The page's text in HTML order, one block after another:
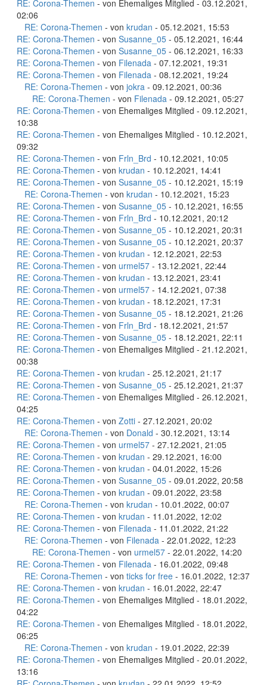
RE: Corona-Themen - von Ehemaliges Mitglied - 03.12.2021,
02:06
RE: Corona-Themen - von krudan - 05.12.2021, 15:53
RE: Corona-Themen - von Susanne_05 - 05.12.2021, 16:44
RE: Corona-Themen - von Susanne_05 - 06.12.2021, 16:33
RE: Corona-Themen - von Filenada - 07.12.2021, 19:31
RE: Corona-Themen - von Filenada - 08.12.2021, 19:24
RE: Corona-Themen - von jokra - 09.12.2021, 00:36
RE: Corona-Themen - von Filenada - 09.12.2021, 05:27
RE: Corona-Themen - von Ehemaliges Mitglied - 09.12.2021,
10:38
RE: Corona-Themen - von Ehemaliges Mitglied - 10.12.2021,
09:32
RE: Corona-Themen - von Frln_Brd - 10.12.2021, 10:05
RE: Corona-Themen - von krudan - 10.12.2021, 14:41
RE: Corona-Themen - von Susanne_05 - 10.12.2021, 15:19
RE: Corona-Themen - von krudan - 10.12.2021, 15:23
RE: Corona-Themen - von Susanne_05 - 10.12.2021, 16:55
RE: Corona-Themen - von Frln_Brd - 10.12.2021, 20:12
RE: Corona-Themen - von Susanne_05 - 10.12.2021, 20:31
RE: Corona-Themen - von Susanne_05 - 10.12.2021, 20:37
RE: Corona-Themen - von krudan - 12.12.2021, 22:53
RE: Corona-Themen - von urmel57 - 13.12.2021, 22:44
RE: Corona-Themen - von krudan - 13.12.2021, 23:41
RE: Corona-Themen - von urmel57 - 14.12.2021, 07:38
RE: Corona-Themen - von krudan - 18.12.2021, 17:31
RE: Corona-Themen - von Susanne_05 - 18.12.2021, 21:26
RE: Corona-Themen - von Frln_Brd - 18.12.2021, 21:57
RE: Corona-Themen - von Susanne_05 - 18.12.2021, 22:11
RE: Corona-Themen - von Ehemaliges Mitglied - 21.12.2021,
00:38
RE: Corona-Themen - von krudan - 25.12.2021, 21:17
RE: Corona-Themen - von Susanne_05 - 25.12.2021, 21:37
RE: Corona-Themen - von Ehemaliges Mitglied - 26.12.2021,
04:25
RE: Corona-Themen - von Zotti - 27.12.2021, 20:02
RE: Corona-Themen - von Donald - 30.12.2021, 13:14
RE: Corona-Themen - von urmel57 - 27.12.2021, 21:05
RE: Corona-Themen - von krudan - 29.12.2021, 16:00
RE: Corona-Themen - von krudan - 04.01.2022, 15:26
RE: Corona-Themen - von Susanne_05 - 09.01.2022, 20:58
RE: Corona-Themen - von krudan - 09.01.2022, 23:58
RE: Corona-Themen - von krudan - 10.01.2022, 00:07
RE: Corona-Themen - von krudan - 11.01.2022, 12:02
RE: Corona-Themen - von Filenada - 11.01.2022, 21:22
RE: Corona-Themen - von Filenada - 22.01.2022, 12:23
RE: Corona-Themen - von urmel57 - 22.01.2022, 14:20
RE: Corona-Themen - von Filenada - 16.01.2022, 09:48
RE: Corona-Themen - von ticks for free - 16.01.2022, 12:37
RE: Corona-Themen - von krudan - 16.01.2022, 22:47
RE: Corona-Themen - von Ehemaliges Mitglied - 18.01.2022,
04:22
RE: Corona-Themen - von Ehemaliges Mitglied - 18.01.2022,
06:25
RE: Corona-Themen - von krudan - 19.01.2022, 22:39
RE: Corona-Themen - von Ehemaliges Mitglied - 20.01.2022,
13:16